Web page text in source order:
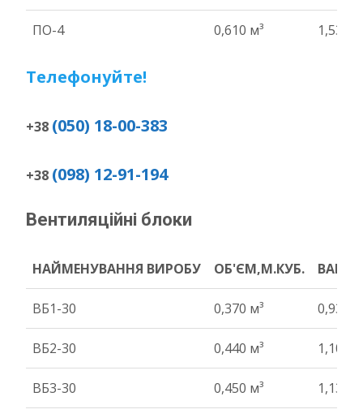
ПО-4 0,610 м³ 1,53 т
Телефонуйте!
+38 (050) 18-00-383
+38 (098) 12-91-194
Вентиляційні блоки
НАЙМЕНУВАННЯ ВИРОБУ ОБ'ЄМ,М.КУБ.
ВАГА
НАЙМЕНУВАННЯ ВИРОБУ
ОБ'ЄМ,М.КУБ. ВАГА
ВБ1-30 0,370 м³ 0,93 т
ВБ2-30 0,440 м³ 1,10 т
ВБ3-30 0,450 м³ 1,13 т